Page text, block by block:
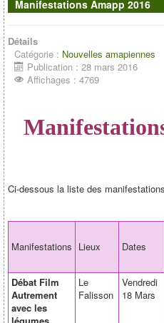
Manifestations Amapp 2016
Détails
Catégorie : Nouvelles amapiennes
Publication : 28 mars 2016
Affichages : 4769
Ci-dessous la liste des
Manifestations Lieux Dates
Débat Film
Autrement
avec les
Le
Falisson
Vendredi
18 Mars